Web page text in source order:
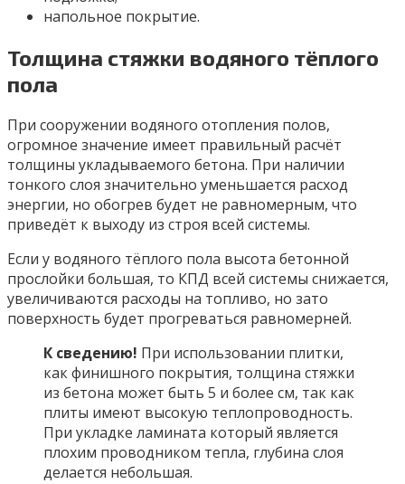
напольное покрытие.
Толщина стяжки водяного тёплого
пола
При сооружении водяного отопления полов,
огромное значение имеет правильный расчёт
толщины укладываемого бетона. При наличии
тонкого слоя значительно уменьшается расход
энергии, но обогрев будет не равномерным, что
приведёт к выходу из строя всей системы.
Если у водяного тёплого пола высота бетонной
прослойки большая, то КПД всей системы снижается,
увеличиваются расходы на топливо, но зато
поверхность будет прогреваться равномерней.
К сведению! При использовании плитки,
как финишного покрытия, толщина стяжки
из бетона может быть 5 и более см, так как
плиты имеют высокую теплопроводность.
При укладке ламината который является
плохим проводником тепла, глубина слоя
делается небольшая.